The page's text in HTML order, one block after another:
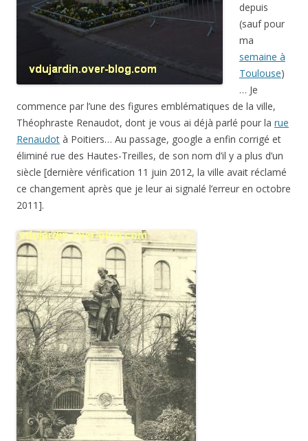
depuis
(sauf pour
ma
semaine à
Toulouse)
… Je
commence par l’une des figures emblématiques de la ville,
Théophraste Renaudot, dont je vous ai déjà parlé pour la rue
Renaudot à Poitiers… Au passage, google a enfin corrigé et
éliminé rue des Hautes-Treilles, de son nom d’il y a plus d’un
siècle [dernière vérification 11 juin 2012, la ville avait réclamé
ce changement après que je leur ai signalé l’erreur en octobre
2011].